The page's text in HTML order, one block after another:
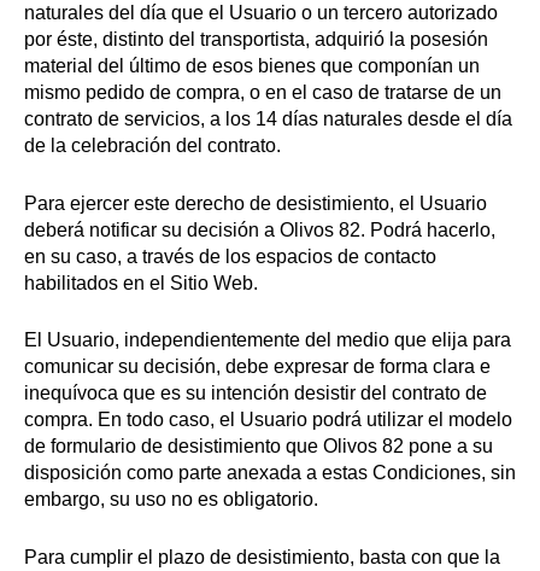
naturales del día que el Usuario o un tercero autorizado
por éste, distinto del transportista, adquirió la posesión
material del último de esos bienes que componían un
mismo pedido de compra, o en el caso de tratarse de un
contrato de servicios, a los 14 días naturales desde el día
de la celebración del contrato.
Para ejercer este derecho de desistimiento, el Usuario
deberá notificar su decisión a Olivos 82. Podrá hacerlo,
en su caso, a través de los espacios de contacto
habilitados en el Sitio Web.
El Usuario, independientemente del medio que elija para
comunicar su decisión, debe expresar de forma clara e
inequívoca que es su intención desistir del contrato de
compra. En todo caso, el Usuario podrá utilizar el modelo
de formulario de desistimiento que Olivos 82 pone a su
disposición como parte anexada a estas Condiciones, sin
embargo, su uso no es obligatorio.
Para cumplir el plazo de desistimiento, basta con que la